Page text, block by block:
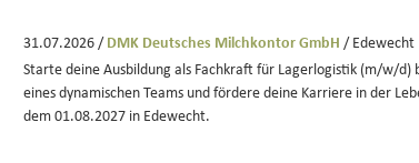
31.07.2026 / DMK Deutsches Milchkontor GmbH / Edewecht
Starte deine Ausbildung als Fachkraft für Lagerlogistik (m/w/d)
eines dynamischen Teams und fördere deine Karriere in der
dem 01.08.2027 in Edewecht.